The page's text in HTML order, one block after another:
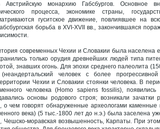
монархию Габсбургов. Основное
процесса, экономике страны,
гуситское движение, повлиявшее на
борьба в XVI-XVII вв., закончившаяся
современных Чехии и Словакии была населена
только орудия древнейших людей типа
знавших огонь. Для эпохи среднего палеолита
человек с более
Чехии и Словакии стоянки человека. В
человека (Homo sapiens fossilis),
основы родового строя; возникали зачатки
о чем говорят обнаруженные археологами
века) (5 тыс.-1800 лет до н.э.) была заселена
моравская возвышенность, Карпаты. При